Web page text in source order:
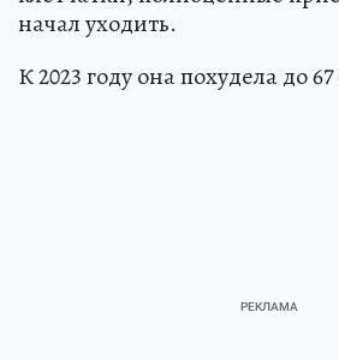
начал уходить.
К 2023 году она похудела до